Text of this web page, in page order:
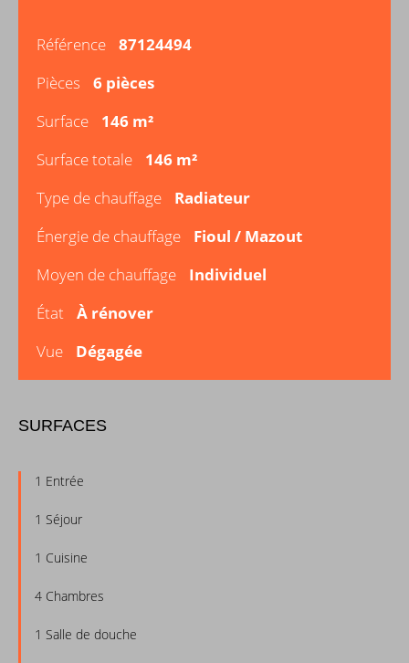
Référence
87124494
Pièces
6 pièces
Surface
146 m²
Surface totale
146 m²
Type de chauffage
Radiateur
Énergie de chauffage
Fioul / Mazout
Moyen de chauffage
Individuel
État
À rénover
Vue
Dégagée
SURFACES
1 Entrée
1 Séjour
1 Cuisine
4 Chambres
1 Salle de douche